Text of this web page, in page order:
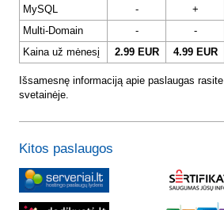
MySQL
- +
Multi-Domain
- -
Kaina už mėnesį
2.99 EUR 4.99 EUR
Išsamesnę informaciją apie paslaugas rasite
svetainėje.
Kitos paslaugos